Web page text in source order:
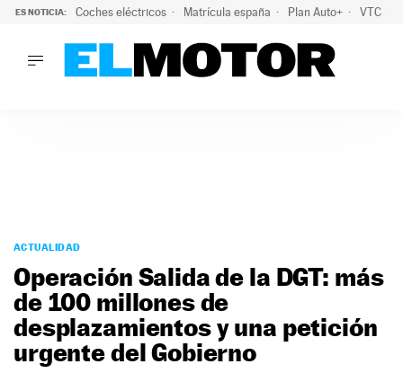
ES NOTICIA: Coches eléctricos Matrícula españa Plan Auto+ VTC
PODCAST
MOTOS
TECNOLOGÍA
SUPERCOCHES
PREMIOS
ACTUALIDAD
Operación Salida de la DGT: más
de 100 millones de
desplazamientos y una petición
urgente del Gobierno